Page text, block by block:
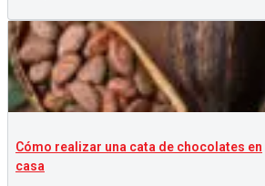
Cómo realizar una cata de chocolates en
casa